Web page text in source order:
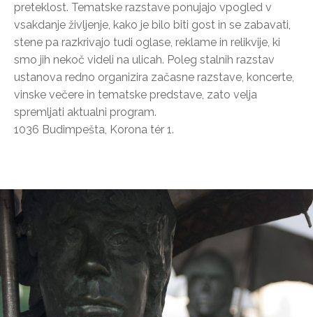
preteklost. Tematske razstave ponujajo vpogled v
vsakdanje življenje, kako je bilo biti gost in se zabavati,
stene pa razkrivajo tudi oglase, reklame in relikvije, ki
smo jih nekoč videli na ulicah. Poleg stalnih razstav
ustanova redno organizira začasne razstave, koncerte,
vinske večere in tematske predstave, zato velja
spremljati aktualni program.
1036 Budimpešta, Korona tér 1.